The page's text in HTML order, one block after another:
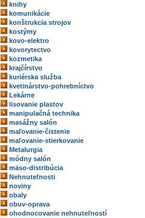
knihy
komunikácie
konštrukcia strojov
kostýmy
kovo-elektro
kovorytectvo
kozmetika
krajčírstvo
kuriérska služba
kvetinárstvo-pohrebníctvo
Lekárne
lisovanie plastov
manipulačná technika
masážny salón
maľovanie-čistenie
maľovanie-stierkovanie
Metalurgia
módny salón
mäso-distribúcia
Nehnuteľnosti
noviny
obaly
obuv-oprava
ohodnocovanie nehnuteľností